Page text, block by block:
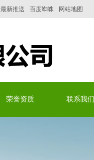
网站地图
百度蜘蛛
最新推送
荣誉资质 联系我们